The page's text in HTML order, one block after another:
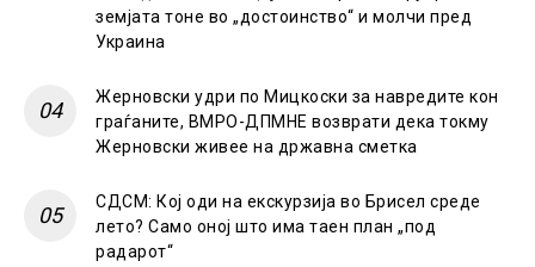
земјата тоне во „достоинство“ и молчи пред
Украина
Жерновски удри по Мицкоски за навредите кон
граѓаните, ВМРО-ДПМНЕ возврати дека токму
Жерновски живее на државна сметка
СДСМ: Кој оди на екскурзија во Брисел среде
лето? Само оној што има таен план „под
радарот“